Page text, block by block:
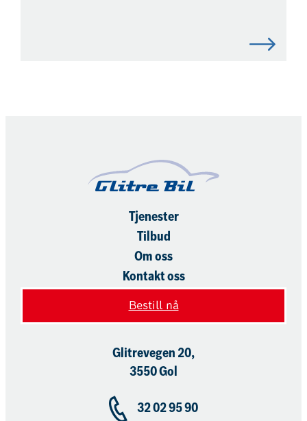
Tjenester
Tilbud
Om oss
Kontakt oss
Bestill nå
Glitrevegen 20,
3550 Gol
32 02 95 90